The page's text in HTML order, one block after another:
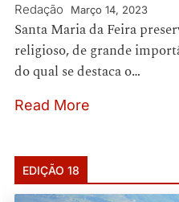
Redação Março 14, 2023
Santa Maria da Feira
religioso, de grande
do qual se destaca o…
Read More
EDIÇÃO 18